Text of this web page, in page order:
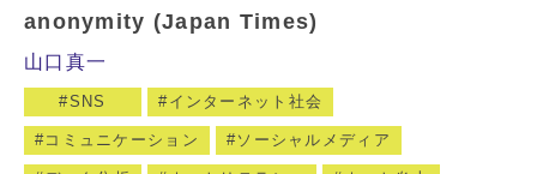
anonymity (Japan Times)
山口真一
SNS インターネット社会
コミュニケーション ソーシャルメディア